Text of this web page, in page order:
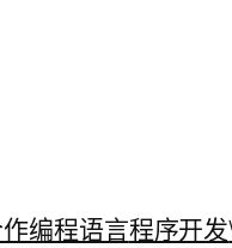
编程语言程序开发